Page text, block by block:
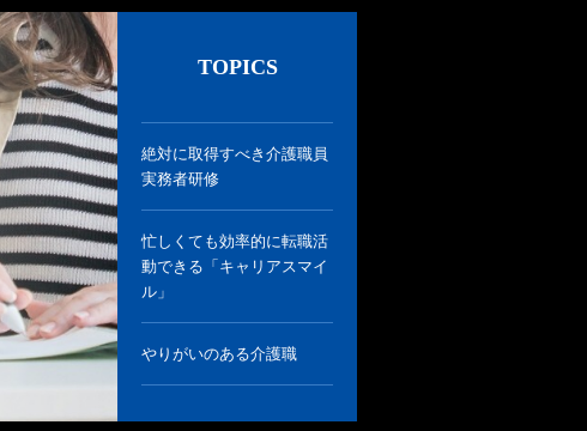
TOPICS
絶対に取得すべき介護職員
実務者研修
忙しくても効率的に転職活
動できる「キャリアスマイ
ル」
やりがいのある介護職